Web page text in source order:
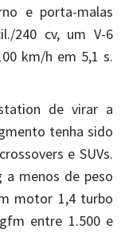
e porta-malas
240 cv, um V-6
km/h em 5,1 s.
de virar a
tenha sido
e SUVs.
a menos de peso
motor 1,4 turbo
entre 1.500 e